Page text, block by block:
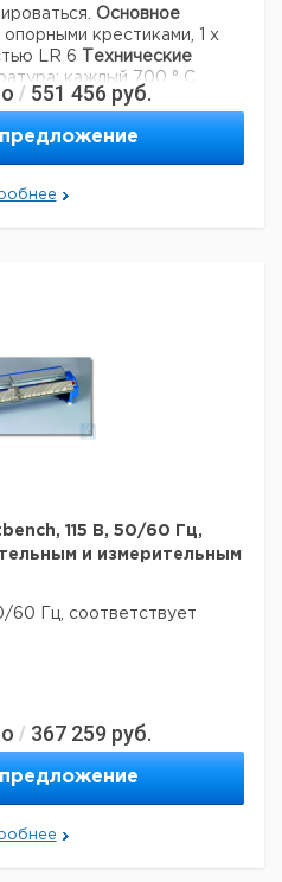
кг
Основное
опорными крестиками, 1 х
LR 6
Технические
каждый 700 ° C
200 Вт Площадь обогрева: 6
6 бесступенчатых
Максимум. температура
CЭлектропитание: 230 В,
запросу
x В x В): 697 х 305 х 122
переменного
/ 551 456 руб.
115 В, 50/60 Гц,
и измерительным
60 Гц, соответствует
/ 367 259 руб.